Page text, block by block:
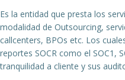
Es la entidad que presta los
modalidad de Outsourcing,
callcenters, BPOs etc. Los
reportes SOCR como el SOC1,
tranquilidad a cliente y sus